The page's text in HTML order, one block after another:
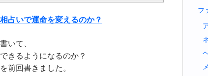
占いで運命を変えるのか？
いて、
きるようになるのか？
前回書きました。
フ